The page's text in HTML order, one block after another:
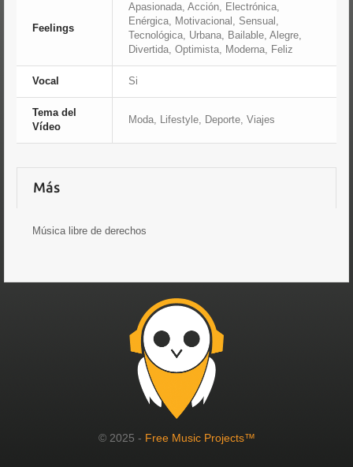
Feelings
Apasionada, Acción, Electrónica,
Enérgica, Motivacional, Sensual,
Tecnológica, Urbana, Bailable, Alegre,
Divertida, Optimista, Moderna, Feliz
Vocal Si
Tema del
Vídeo
Moda, Lifestyle, Deporte, Viajes
Más
Música libre de derechos
© 2025 - Free Music Projects™